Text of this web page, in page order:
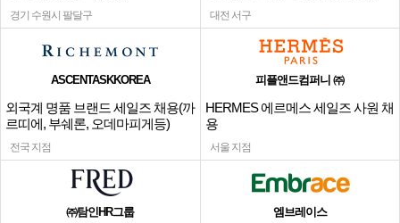
경기 수원시 팔달구 대전 서구
ASCENTASKKOREA
외국계 명품 브랜드 세일즈 채용(까
르띠에, 부쉐론, 오데마피게등)
전국 지점
피플앤드컴퍼니 ㈜
HERMES 에르메스 세일즈 사원 채
용
서울 지점
㈜탐인HR그룹 엠브레이스